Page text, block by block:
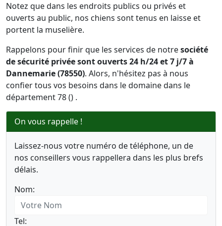
Notez que dans les endroits publics ou privés et
ouverts au public, nos chiens sont tenus en laisse et
portent la muselière.
Rappelons pour finir que les services de notresociété
de sécurité privée sont ouverts 24 h/24 et 7 j/7 à
Dannemarie (78550). Alors, n'hésitez pas à nous
confier tous vos besoins dans le domaine dans le
département 78 () .
On vous rappelle !
Laissez-nous votre numéro de téléphone, un de
nos conseillers vous rappellera dans les plus brefs
délais.
Nom:
Tel: